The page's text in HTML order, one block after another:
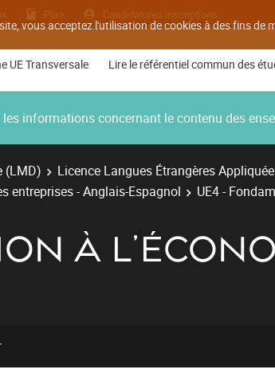
vous acceptez l'utilisation de cookies à des fins de
Plan Candidatures inscriptions
UE Transversale Lire le référentiel commun des
informations concernant le contenu des
(LMD)
Licence Langues Étrangères
entreprises - Anglais-Espagnol
UE4 -
À